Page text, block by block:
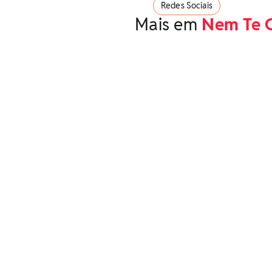
Redes Sociais
Mais em Nem Te